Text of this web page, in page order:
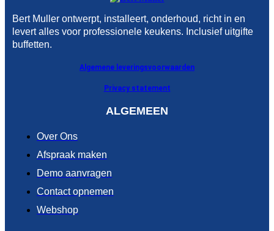
Bert Muller ontwerpt, installeert, onderhoud, richt in en
levert alles voor professionele keukens. Inclusief uitgifte
buffetten.
Algemene leveringsvoorwaarden
Privacy statement
ALGEMEEN
Over Ons
Afspraak maken
Demo aanvragen
Contact opnemen
Webshop